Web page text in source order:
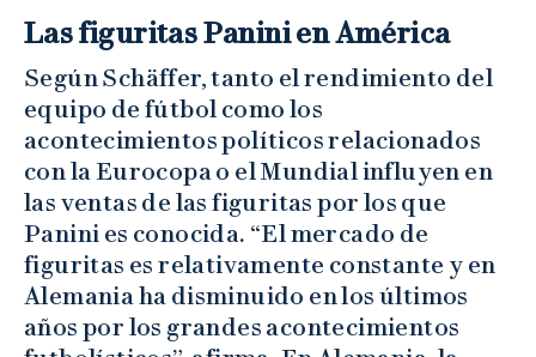
Las figuritas Panini en América
Según Schäffer, tanto el rendimiento del
equipo de fútbol como los
acontecimientos políticos relacionados
con la Eurocopa o el Mundial influyen en
las ventas de las figuritas por los que
Panini es conocida. “El mercado de
figuritas es relativamente constante y en
Alemania ha disminuido en los últimos
años por los grandes acontecimientos